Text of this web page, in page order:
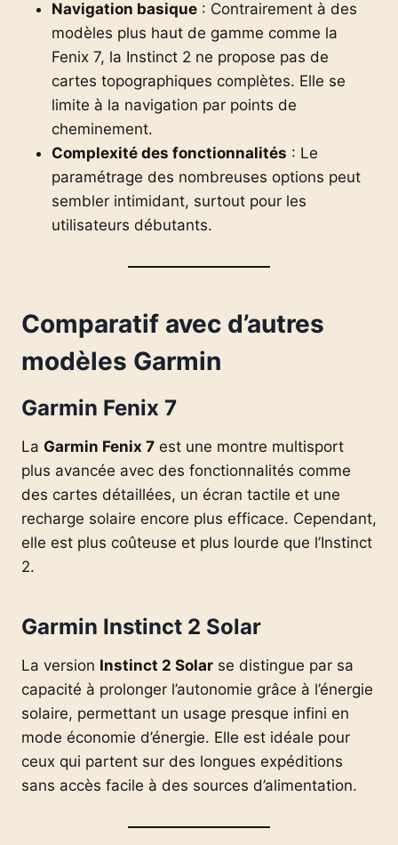
Navigation basique : Contrairement à des
modèles plus haut de gamme comme la
Fenix 7, la Instinct 2 ne propose pas de
cartes topographiques complètes. Elle se
limite à la navigation par points de
cheminement.
Complexité des fonctionnalités : Le
paramétrage des nombreuses options peut
sembler intimidant, surtout pour les
utilisateurs débutants.
Comparatif avec d’autres
modèles Garmin
Garmin Fenix 7
La Garmin Fenix 7 est une montre multisport
plus avancée avec des fonctionnalités comme
des cartes détaillées, un écran tactile et une
recharge solaire encore plus efficace. Cependant,
elle est plus coûteuse et plus lourde que l’Instinct
2.
Garmin Instinct 2 Solar
La version Instinct 2 Solar se distingue par sa
capacité à prolonger l’autonomie grâce à l’énergie
solaire, permettant un usage presque infini en
mode économie d’énergie. Elle est idéale pour
ceux qui partent sur des longues expéditions
sans accès facile à des sources d’alimentation.